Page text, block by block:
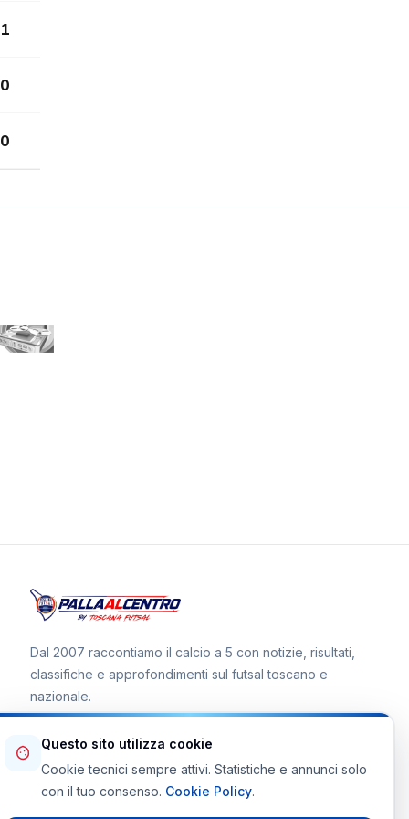
1
0
0
Dal 2007 raccontiamo il calcio a 5 con notizie, risultati,
classifiche e approfondimenti sul futsal toscano e
nazionale.
Canale WhatsApp
Telegram Toscana Futsal
Questo sito utilizza cookie
Cookie tecnici sempre attivi. Statistiche e annunci solo
con il tuo consenso. Cookie Policy.